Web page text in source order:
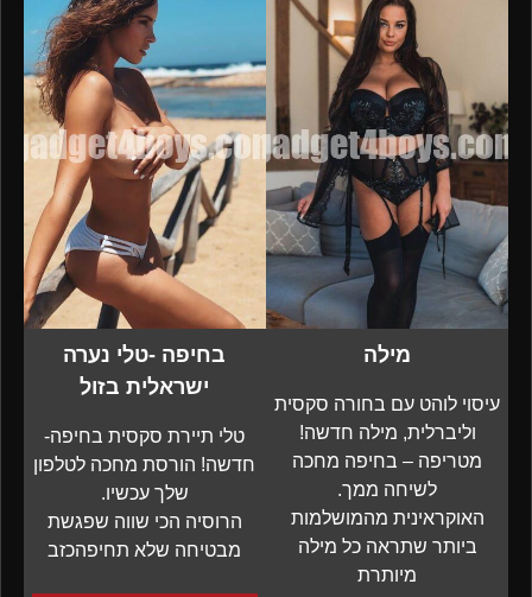
מילה
עיסוי לוהט עם בחורה סקסית
וליברלית, מילה חדשה!
מטריפה – בחיפה מחכה
לשיחה ממך.
האוקראינית מהמושלמות
ביותר שתראה כל מילה
מיותרת
בחיפה -טלי נערה
ישראלית בזול
טלי תיירת סקסית בחיפה-
חדשה! הורסת מחכה לטלפון
שלך עכשיו.
הרוסיה הכי שווה שפגשת
מבטיחה שלא תחיפהכזב